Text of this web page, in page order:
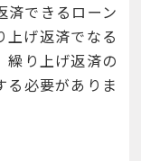
済できるローン
上げ返済でなる
繰り上げ返済の
る必要がありま